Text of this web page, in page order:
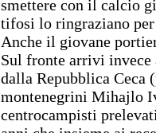
smettere con il calcio
tifosi lo ringraziano
Anche il giovane
Sul fronte arrivi invece
dalla Repubblica Ceca
montenegrini Mihajlo
centrocampisti